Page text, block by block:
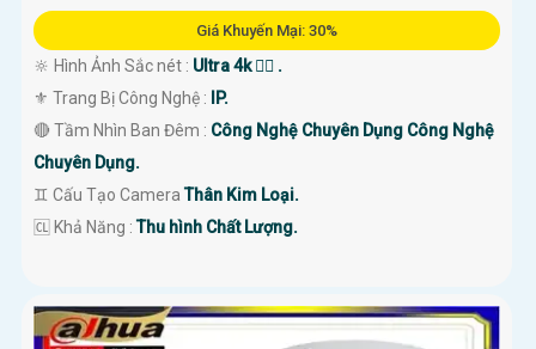
Giá Khuyến Mại: 30%
🔆 Hình Ảnh Sắc nét : Ultra 4k 👍🏾 .
⚜️ Trang Bị Công Nghệ :
IP.
🔴 Tầm Nhìn Ban Đêm : Công Nghệ Chuyên Dụng Công Nghệ
Chuyên Dụng.
♊ Cấu Tạo CameraThân Kim Loại.
️🆑 Khả Năng :Thu hình Chất Lượng.